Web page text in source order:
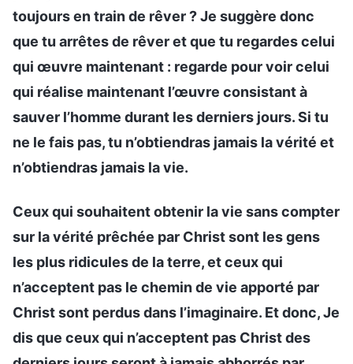
toujours en train de rêver ? Je suggère donc
que tu arrêtes de rêver et que tu regardes celui
qui œuvre maintenant : regarde pour voir celui
qui réalise maintenant l’œuvre consistant à
sauver l’homme durant les derniers jours. Si tu
ne le fais pas, tu n’obtiendras jamais la vérité et
n’obtiendras jamais la vie.
Ceux qui souhaitent obtenir la vie sans compter
sur la vérité prêchée par Christ sont les gens
les plus ridicules de la terre, et ceux qui
n’acceptent pas le chemin de vie apporté par
Christ sont perdus dans l’imaginaire. Et donc, Je
dis que ceux qui n’acceptent pas Christ des